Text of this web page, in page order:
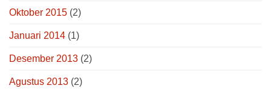
Oktober 2015 (2)
Januari 2014 (1)
Desember 2013 (2)
Agustus 2013 (2)